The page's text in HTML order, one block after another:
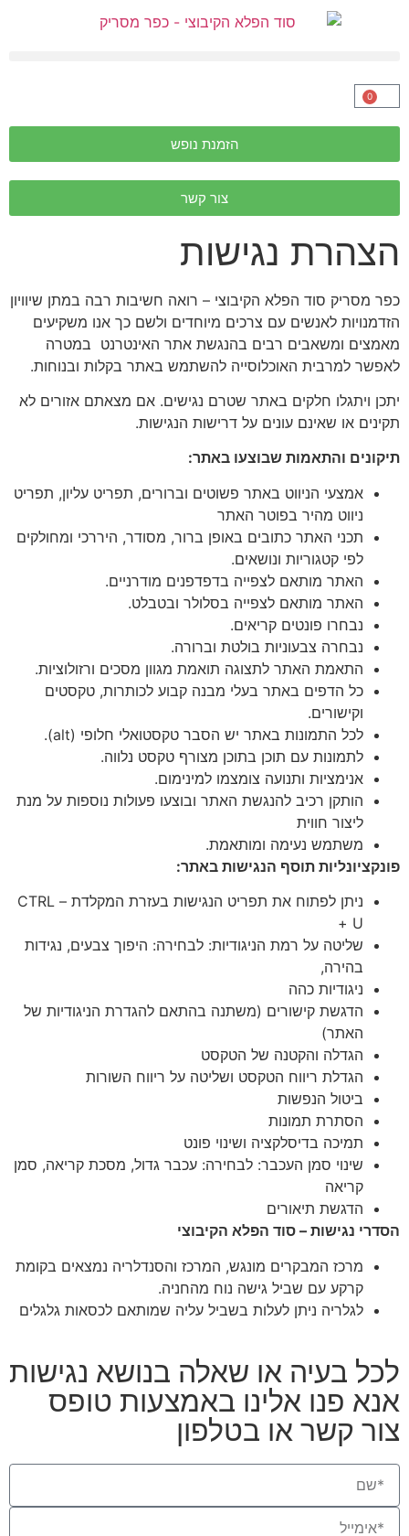
0
הזמנת נופש
צור קשר
הצהרת נגישות
כפר מסריק סוד הפלא הקיבוצי – רואה חשיבות רבה במתן שיוויון
הזדמנויות לאנשים עם צרכים מיוחדים ולשם כך אנו משקיעים
מאמצים ומשאבים רבים בהנגשת אתר האינטרנט במטרה
לאפשר למרבית האוכלוסייה להשתמש באתר בקלות ובנוחות.
יתכן ויתגלו חלקים באתר שטרם נגישים. אם מצאתם אזורים לא
תקינים או שאינם עונים על דרישות הנגישות.
תיקונים והתאמות שבוצעו באתר:
אמצעי הניווט באתר פשוטים וברורים, תפריט עליון, תפריט
ניווט מהיר בפוטר האתר
תכני האתר כתובים באופן ברור, מסודר, היררכי ומחולקים
לפי קטגוריות ונושאים.
האתר מותאם לצפייה בדפדפנים מודרניים.
האתר מותאם לצפייה בסלולר ובטבלט.
נבחרו פונטים קריאים.
נבחרה צבעוניות בולטת וברורה.
התאמת האתר לתצוגה תואמת מגוון מסכים ורזולוציות.
כל הדפים באתר בעלי מבנה קבוע לכותרות, טקסטים
וקישורים.
לכל התמונות באתר יש הסבר טקסטואלי חלופי (alt).
לתמונות עם תוכן בתוכן מצורף טקסט נלווה.
אנימציות ותנועה צומצמו למינימום.
הותקן רכיב להנגשת האתר ובוצעו פעולות נוספות על מנת
ליצור חווית
משתמש נעימה ומותאמת.
פונקציונליות תוסף הנגישות באתר:
ניתן לפתוח את תפריט הנגישות בעזרת המקלדת – CTRL
+ U
שליטה על רמת הניגודיות: לבחירה: היפוך צבעים, נגידות
בהירה,
ניגודיות כהה
הדגשת קישורים (משתנה בהתאם להגדרת הניגודיות של
האתר)
הגדלה והקטנה של הטקסט
הגדלת ריווח הטקסט ושליטה על ריווח השורות
ביטול הנפשות
הסתרת תמונות
תמיכה בדיסלקציה ושינוי פונט
שינוי סמן העכבר: לבחירה: עכבר גדול, מסכת קריאה, סמן
קריאה
הדגשת תיאורים
הסדרי נגישות – סוד הפלא הקיבוצי
מרכז המבקרים מונגש, המרכז והסנדלריה נמצאים בקומת
קרקע עם שביל גישה נוח מהחניה.
לגלריה ניתן לעלות בשביל עליה שמותאם לכסאות גלגלים
לכל בעיה או שאלה בנושא נגישות
אנא פנו אלינו באמצעות טופס
צור קשר או בטלפון